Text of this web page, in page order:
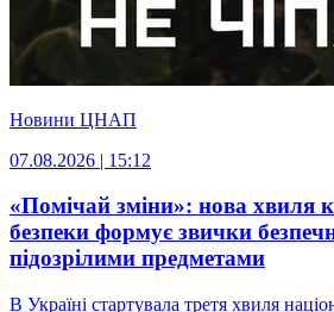
Новини ЦНАП
07.08.2026 | 15:12
«Помічай зміни»: нова хвиля
безпеки формує звички
підозрілими предметами
В Україні стартувала третя хвиля